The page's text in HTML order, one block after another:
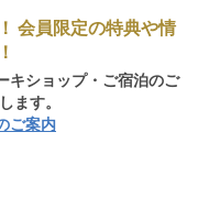
会員限定の特典や情
キショップ・ご宿泊のご
ます。
ご案内